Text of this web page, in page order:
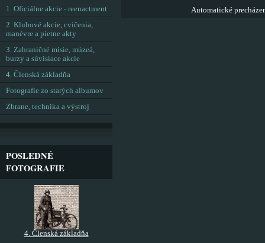
Automatické
1. Oficiálne akcie - reenactment
2. Klubové akcie, cvičenia,
manévre a pietne akty
3. Zahraničné misie, múzeá,
burzy a súvisiace akcie
4. Členská základňa
Fotografie zo starých albumov
Zbrane, technika a výstroj
POSLEDNÉ
FOTOGRAFIE
4. Členská základňa